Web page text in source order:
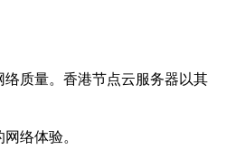
质量。香港节点云服务器以其
络体验。